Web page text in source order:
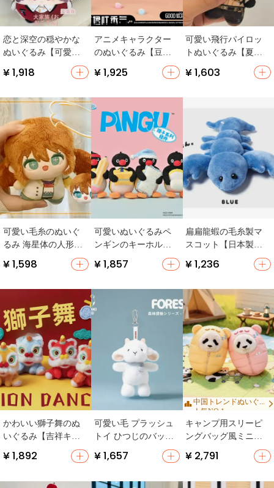
恋と深空の穏やかな
ぬいぐるみ【可愛い
デザイン・丸型・柔
らかい素材】
¥ 1,918
アニメキャラクター
のぬいぐるみ【豆豆
眼・毛羽立ち・程時
間代理人】
¥ 1,925
可愛い飛行パイロッ
トぬいぐるみ【夏の
キャラクター・ギフ
トにも最適】
¥ 1,603
可愛い毛糸のぬいぐ
るみ 海星体の人形
【第5人格・約10cm・
おもちゃ】
¥ 1,598
可愛いぬいぐるみペ
ンギンのキーホルダ
ー【ダイカットデザ
イン・バッグチャー
¥ 1,857
扁扁龍蝦の毛糸製マ
スコット【日本製・
かわいいデザイン】
¥ 1,236
かわいい獅子舞のぬ
いぐるみ【吉祥キャ
ラクター・子供用・
新年ギフト】
¥ 1,892
可愛い毛 プラッシュ
トイ ひつじのバッグ
チャーム【誕生日プ
レゼント・キーリン
¥ 1,657
中国トレンドぬいぐ...
人気NO.1
キャンプ用スリーピ
ングバッグ風ミニチ
ュアパンダ人形衣装
¥ 2,791